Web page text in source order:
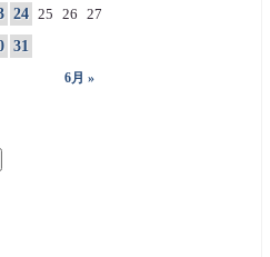
6月 »
24 25 26 27
31